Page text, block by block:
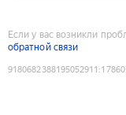
Если у вас возникли
обратной связи
9180682388195052911 :